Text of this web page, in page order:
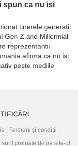
spun ca nu isi
tinerele generatii
Gen Z and Millennial
reprezentantii
afirma ca nu isi
peste mediile
Termeni și condiții
preluate de pe site-ul